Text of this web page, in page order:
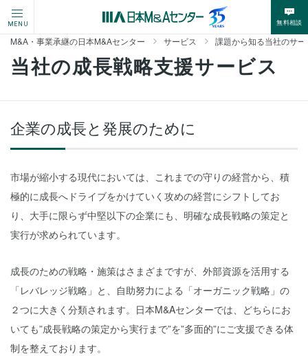
MENU 無料相談
M&A・事業承継の日本M&Aセンター サービス 課題から知る当社のサー
当社の成長戦略支援サービス
企業の成長と発展のために
市場が縮小する現代においては、これまでの守りの経営から、積
極的に成長へドライブをかけていく攻めの経営にシフトしてお
り、大手に限らず中堅以下の企業にも、明確な成長戦略の策定と
実行が求められています。
成長のための戦略・施策はさまざまですが、外部資源を活用する
「レバレッジ戦略」と、自助努力による「オーガニック戦略」の
２つに大きく分類されます。日本M&Aセンターでは、どちらにお
いても”成長戦略の策定から実行まで”を”多面的”にご支援できる体
制を整えております。